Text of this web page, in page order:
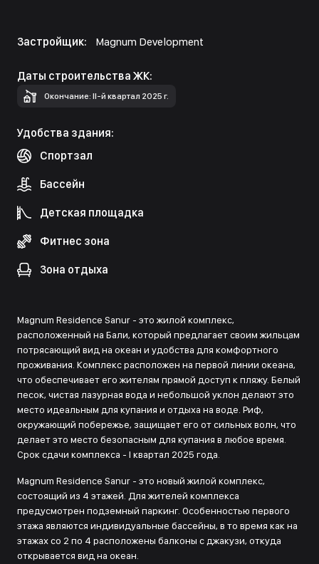
Застройщик: Magnum Development
Даты строительства ЖК:
Окончание: II-й квартал 2025 г.
Удобства здания:
Спортзал
Бассейн
Детская площадка
Фитнес зона
Зона отдыха
Magnum Residence Sanur - это жилой комплекс,
расположенный на Бали, который предлагает своим жильцам
потрясающий вид на океан и удобства для комфортного
проживания. Комплекс расположен на первой линии океана,
что обеспечивает его жителям прямой доступ к пляжу. Белый
песок, чистая лазурная вода и небольшой уклон делают это
место идеальным для купания и отдыха на воде. Риф,
окружающий побережье, защищает его от сильных волн, что
делает это место безопасным для купания в любое время.
Срок сдачи комплекса - I квартал 2025 года.
Magnum Residence Sanur - это новый жилой комплекс,
состоящий из 4 этажей. Для жителей комплекса
предусмотрен подземный паркинг. Особенностью первого
этажа являются индивидуальные бассейны, в то время как на
этажах со 2 по 4 расположены балконы с джакузи, откуда
открывается вид на океан.